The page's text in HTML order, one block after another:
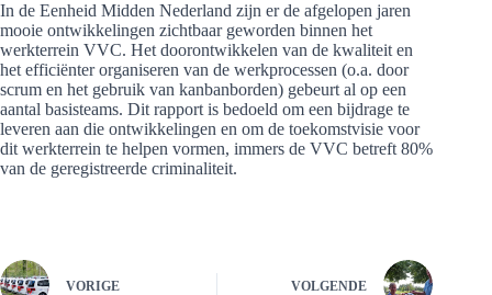
In de Eenheid Midden Nederland zijn er de afgelopen jaren
mooie ontwikkelingen zichtbaar geworden binnen het
werkterrein VVC. Het doorontwikkelen van de kwaliteit en
het efficiënter organiseren van de werkprocessen (o.a. door
scrum en het gebruik van kanbanborden) gebeurt al op een
aantal basisteams. Dit rapport is bedoeld om een bijdrage te
leveren aan die ontwikkelingen en om de toekomstvisie voor
dit werkterrein te helpen vormen, immers de VVC betreft 80%
van de geregistreerde criminaliteit.
VORIGE VOLGENDE